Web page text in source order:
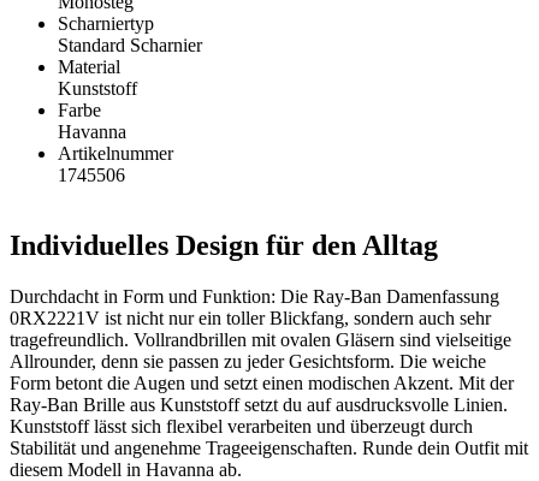
Scharniertyp
Standard Scharnier
Material
Kunststoff
Farbe
Havanna
Artikelnummer
1745506
Individuelles Design für den Alltag
Durchdacht in Form und Funktion: Die Ray-Ban Damenfassung
0RX2221V ist nicht nur ein toller Blickfang, sondern auch sehr
tragefreundlich. Vollrandbrillen mit ovalen Gläsern sind vielseitige
Allrounder, denn sie passen zu jeder Gesichtsform. Die weiche
Form betont die Augen und setzt einen modischen Akzent. Mit der
Ray-Ban Brille aus Kunststoff setzt du auf ausdrucksvolle Linien.
Kunststoff lässt sich flexibel verarbeiten und überzeugt durch
Stabilität und angenehme Trageeigenschaften. Runde dein Outfit mit
diesem Modell in Havanna ab.